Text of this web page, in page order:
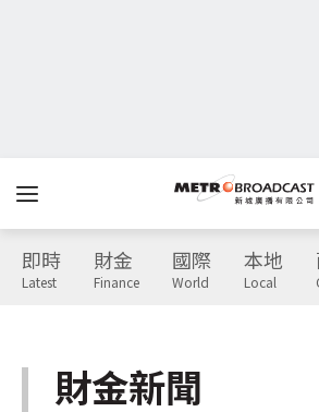
即時
Latest
財金
Finance
國際
World
本地
Local
財金新聞